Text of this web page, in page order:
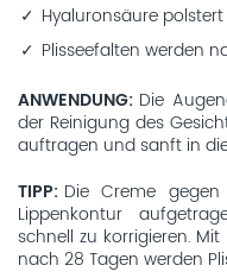
Hyaluronsäure
Plisseefalten werden
ANWENDUNG Die
der Reinigung des
auftragen und sanft in
TIPP Die Creme
Lippenkontur
schnell zu korrigieren.
nach 28 Tagen werden